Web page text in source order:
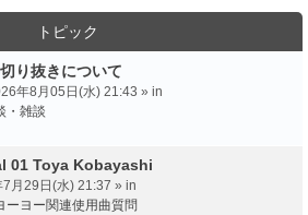
トピック
り抜きについて
年8月05日(水) 21:43 » in
・雑談
01 Toya Kobayashi
月29日(水) 21:37 » in
ーヨー関連使用曲質問